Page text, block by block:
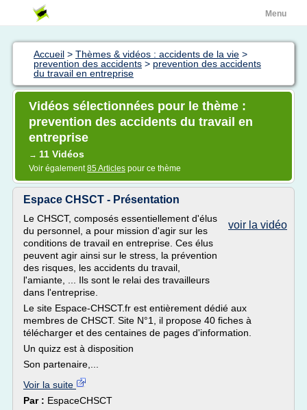
Menu
Accueil > Thèmes & vidéos : accidents de la vie >
prevention des accidents > prevention des accidents
du travail en entreprise
Vidéos sélectionnées pour le thème :
prevention des accidents du travail en
entreprise
→ 11 Vidéos
Voir également85 Articles pour ce thème
Espace CHSCT - Présentation
voir la vidéo
Le CHSCT, composés essentiellement d'élus
du personnel, a pour mission d'agir sur les
conditions de travail en entreprise. Ces élus
peuvent agir ainsi sur le stress, la prévention
des risques, les accidents du travail,
l'amiante, ... Ils sont le relai des travailleurs
dans l'entreprise.
Le site Espace-CHSCT.fr est entièrement dédié aux
membres de CHSCT. Site N°1, il propose 40 fiches à
télécharger et des centaines de pages d'information.
Un quizz est à disposition
Son partenaire,...
Voir la suite
Par : EspaceCHSCT